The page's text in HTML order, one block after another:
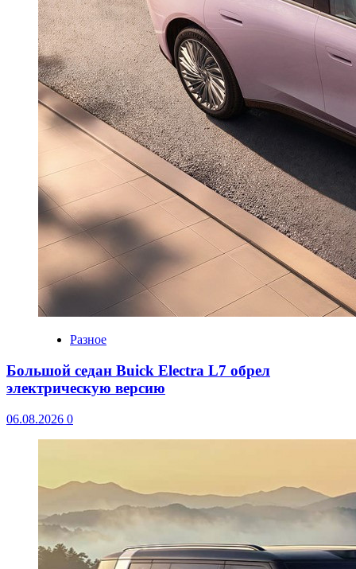
Разное
Большой седан Buick Electra L7 обрел
электрическую версию
06.08.2026 0